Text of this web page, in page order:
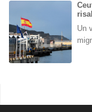
Un